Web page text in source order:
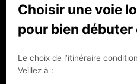
Choisir une voie
pour bien débuter
Le choix de l’itinéraire
Veillez à :